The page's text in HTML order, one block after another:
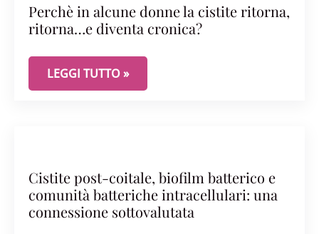
Perchè in alcune donne la cistite ritorna,
ritorna…e diventa cronica?
PERCHÈ IN ALCUNE DONNE LA CISTITE RITORNA,
LEGGI TUTTO »
Cistite post-coitale, biofilm batterico e
comunità batteriche intracellulari: una
connessione sottovalutata